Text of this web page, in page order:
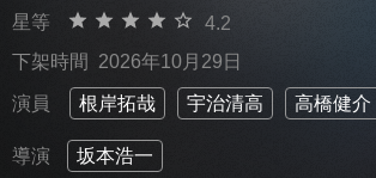
星等
4.2
下架時間 2026年10月29日
演員 根岸拓哉 宇治清高 高橋健介
導演 坂本浩一